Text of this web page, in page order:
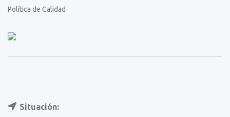
Política de Calidad
Situación: